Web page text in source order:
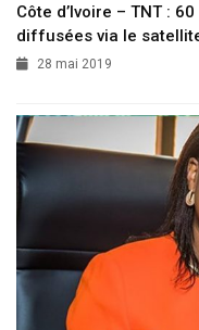
Côte d’Ivoire – TNT :
diffusées via le
28 mai 2019